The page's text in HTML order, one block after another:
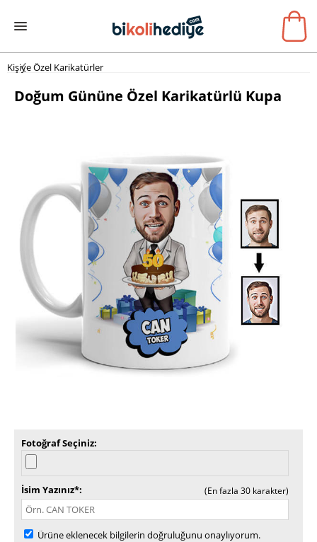
Kişiye Özel Karikatürler
Doğum Gününe Özel Karikatürlü Kupa
Fotoğraf Seçiniz
İsim Yazınız* (En fazla 30 karakter)
Ürüne eklenecek bilgilerin doğruluğunu onaylıyorum.